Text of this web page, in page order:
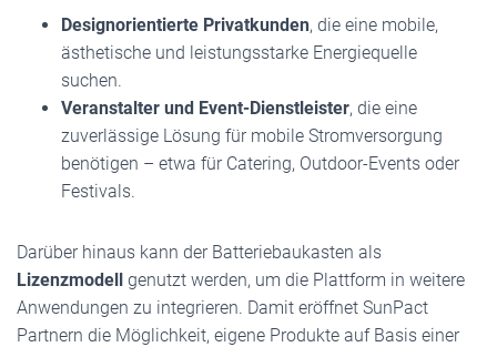
Designorientierte Privatkunden, die eine mobile,
ästhetische und leistungsstarke Energiequelle
suchen.
Veranstalter und Event-Dienstleister, die eine
zuverlässige Lösung für mobile Stromversorgung
benötigen – etwa für Catering, Outdoor-Events oder
Festivals.
Darüber hinaus kann der Batteriebaukasten als
Lizenzmodell genutzt werden, um die Plattform in weitere
Anwendungen zu integrieren. Damit eröffnet SunPact
Partnern die Möglichkeit, eigene Produkte auf Basis einer